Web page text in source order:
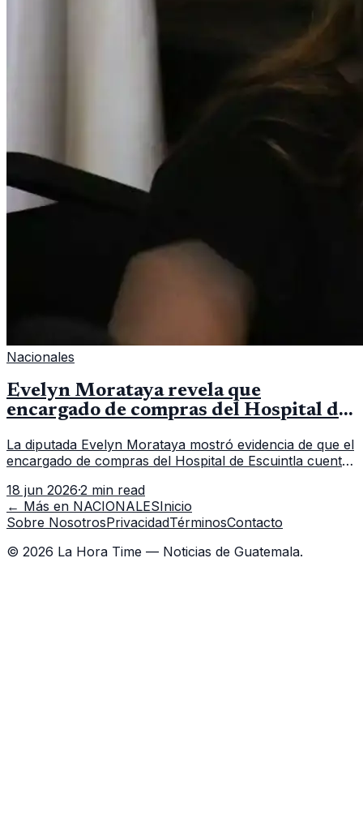
Nacionales
Evelyn Morataya revela que
encargado de compras del Hospital de
La diputada Evelyn Morataya mostró evidencia de que el
encargado de compras del Hospital de Escuintla cuenta
capacitación en la capital.
18 jun 2026·2 min read
← Más en NACIONALESInicio
Sobre NosotrosPrivacidadTérminosContacto
© 2026 La Hora Time — Noticias de Guatemala.